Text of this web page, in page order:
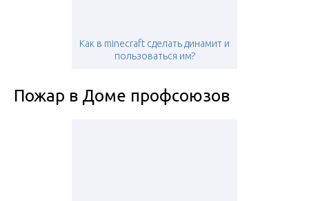
Как в minecraft сделать динамит и
пользоваться им?
Пожар в Доме профсоюзов